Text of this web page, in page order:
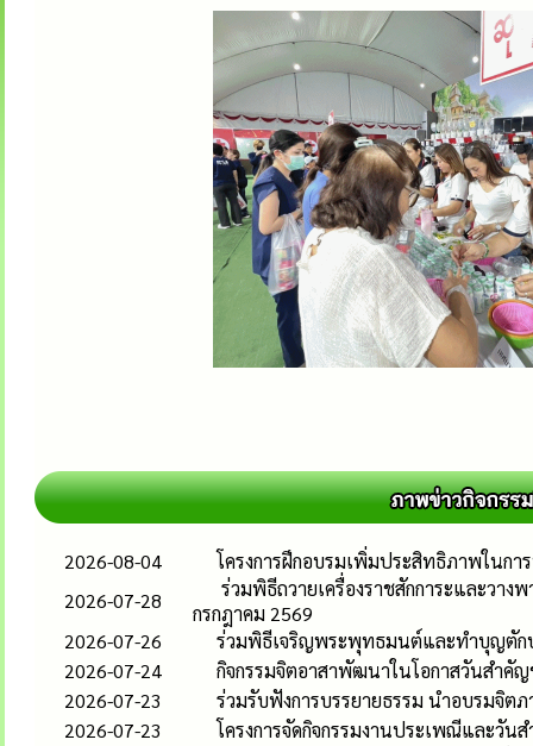
2026-08-04
โครงการฝึกอบรมเพิ่มประสิทธิภาพในก
2026-07-28
ร่วมพิธีถวายเครื่องราชสักการะและวา
กรกฎาคม 2569
2026-07-26
ร่วมพิธีเจริญพระพุทธมนต์และทำบุญตักบ
2026-07-24
กิจกรรมจิตอาสาพัฒนาในโอกาสวันสำคั
2026-07-23
ร่วมรับฟังการบรรยายธรรม นำอบรมจิต
2026-07-23
โครงการจัดกิจกรรมงานประเพณีและวั